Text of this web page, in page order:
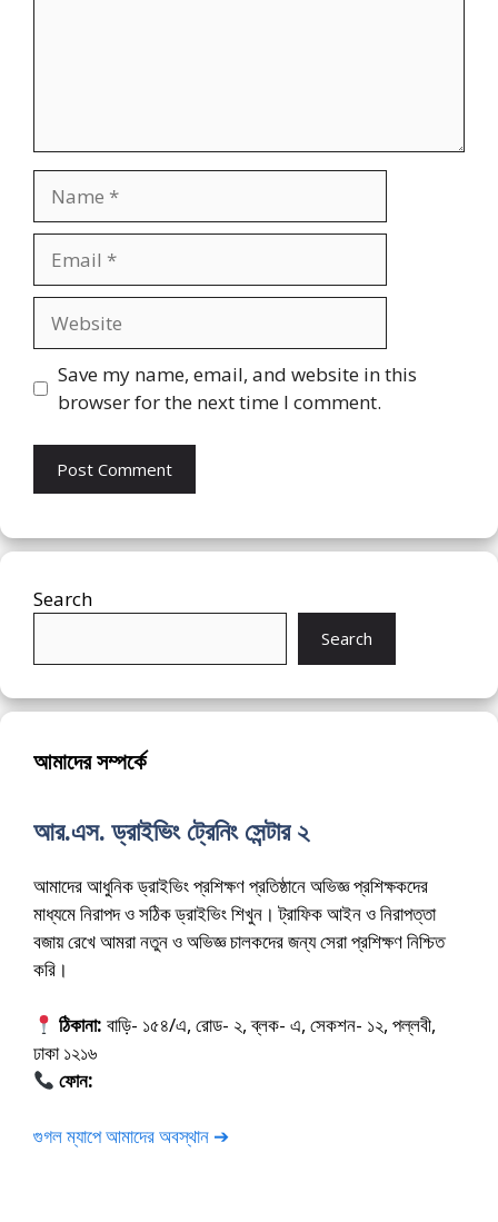
Save my name, email, and website in this
browser for the next time I comment.
Search
Search
আমাদের সম্পর্কে
আর.এস. ড্রাইভিং ট্রেনিং সেন্টার ২
আমাদের আধুনিক ড্রাইভিং প্রশিক্ষণ প্রতিষ্ঠানে অভিজ্ঞ প্রশিক্ষকদের
মাধ্যমে নিরাপদ ও সঠিক ড্রাইভিং শিখুন। ট্রাফিক আইন ও নিরাপত্তা
বজায় রেখে আমরা নতুন ও অভিজ্ঞ চালকদের জন্য সেরা প্রশিক্ষণ নিশ্চিত
করি।
ঠিকানা: বাড়ি- ১৫৪/এ, রোড- ২, ব্লক- এ, সেকশন- ১২, পল্লবী,
ঢাকা ১২১৬
ফোন:
গুগল ম্যাপে আমাদের অবস্থান ➔